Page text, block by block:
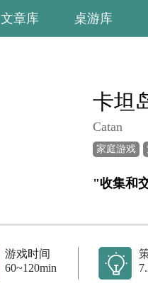
文章库 桌游库
卡坦
Catan
家庭游戏
"收集和
游戏时间
60~120min